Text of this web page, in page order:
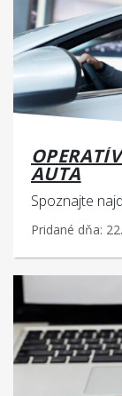
AUTA
Spoznajte
Pridané dňa: